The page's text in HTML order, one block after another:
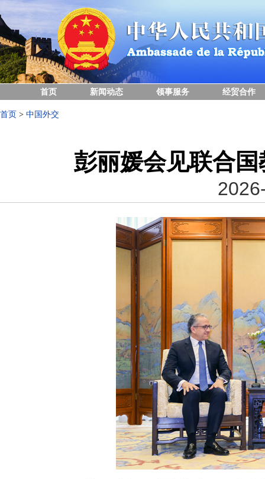
首页 新闻动态 领事服务 经贸合作
首页 > 中国外交
彭丽媛会见联合